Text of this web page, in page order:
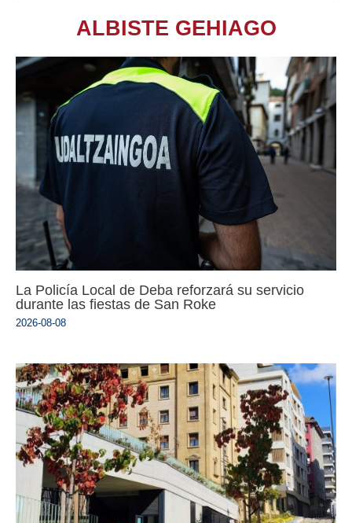
ALBISTE GEHIAGO
La Policía Local de Deba reforzará su servicio
durante las fiestas de San Roke
2026-08-08